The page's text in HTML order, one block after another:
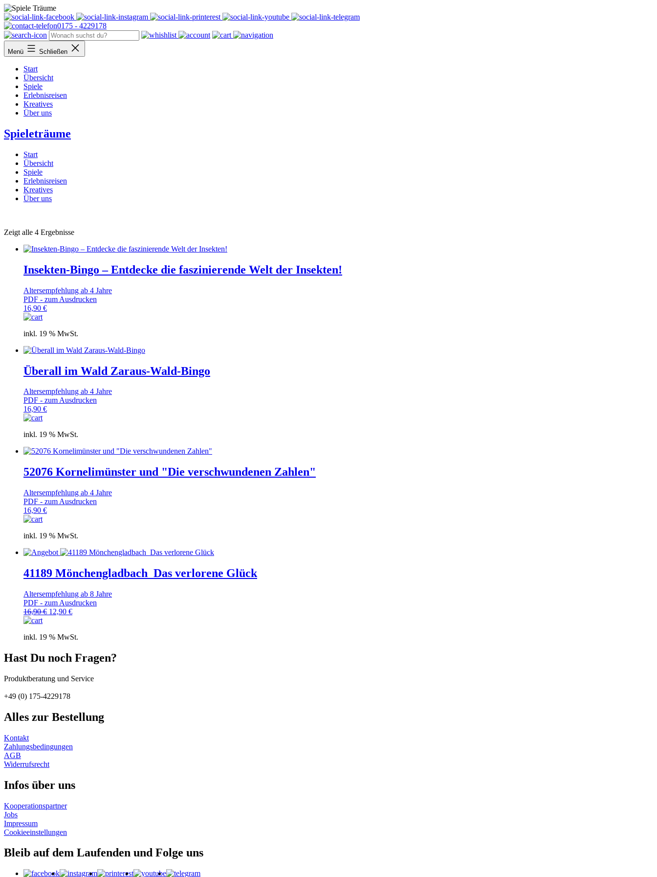
Facebook Thumble Printerest Youtube
Telegram
0175 - 4229178
Menü Schließen
Start
Übersicht
Spiele
Erlebnisreisen
Kreatives
Über uns
Spieleträume
Start
Übersicht
Spiele
Erlebnisreisen
Kreatives
Über uns
Produkt-Kategorien
Produkt-Kategorien
Produkt Schlagwörter
Zeigt alle 4 Ergebnisse
Insekten-Bingo – Entdecke die faszinierende Welt der Insekten!
Altersempfehlung ab 4 Jahre
PDF - zum Ausdrucken
16,90 €
inkl. 19 % MwSt.
Überall im Wald Zaraus-Wald-Bingo
Altersempfehlung ab 4 Jahre
PDF - zum Ausdrucken
16,90 €
inkl. 19 % MwSt.
52076 Kornelimünster und "Die verschwundenen Zahlen"
Altersempfehlung ab 4 Jahre
PDF - zum Ausdrucken
16,90 €
inkl. 19 % MwSt.
41189 Mönchengladbach_Das verlorene Glück
Altersempfehlung ab 8 Jahre
PDF - zum Ausdrucken
16,90€ Ursprünglicher
16,90 €
12,90 €Aktueller
12,90 €.
inkl. 19 % MwSt.
Hast Du noch Fragen?
Produktberatung und Service
+49 (0) 175-4229178
Alles zur Bestellung
Kontakt
Zahlungs­bedingungen
AGB
Widerrufs­recht
Infos über uns
Kooperations­partner
Jobs
Impressum
Cookie­einstellungen
Bleib auf dem Laufenden und Folge uns
Facebook Thumble Printerest Youtube Telegram